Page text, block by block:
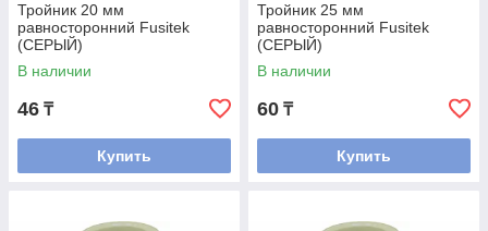
Тройник 20 мм
равносторонний Fusitek
(СЕРЫЙ)
В наличии
46 ₸
Купить
Тройник 25 мм
равносторонний Fusitek
(СЕРЫЙ)
В наличии
60 ₸
Купить